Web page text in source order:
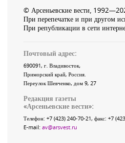
© Арсеньевские вести,
При перепечатке и при другом
При републикации в сети
Почтовый адрес:
690091, г. Владивосток,
Приморский край, Россия.
Переулок Шевченко, дом 9, 27
Редакция газеты
«Арсеньевские вести»:
Телефон: +7 (423) 240-70-21, факс: +7
E-mail: av@arsvest.ru